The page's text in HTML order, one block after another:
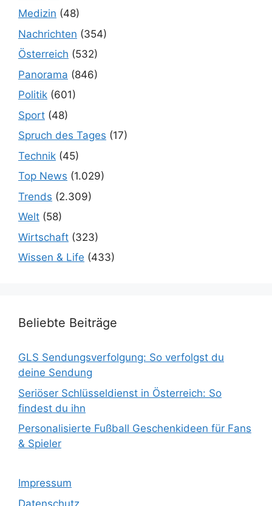
Medizin (48)
Nachrichten (354)
Österreich (532)
Panorama (846)
Politik (601)
Sport (48)
Spruch des Tages (17)
Technik (45)
Top News (1.029)
Trends (2.309)
Welt (58)
Wirtschaft (323)
Wissen & Life (433)
Beliebte Beiträge
GLS Sendungsverfolgung: So verfolgst du
deine Sendung
Seriöser Schlüsseldienst in Österreich: So
findest du ihn
Personalisierte Fußball Geschenkideen für Fans
& Spieler
Impressum
Datenschutz